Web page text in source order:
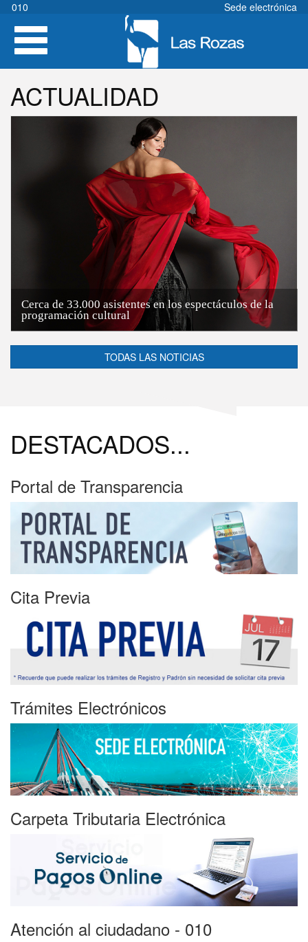
Pasar
contenido
principal
010
Sede electrónica
Toggle
navigation
ACTUALIDAD
Cerca de 33.000 asistentes en los espectáculos de la
programación cultural
TODAS LAS NOTICIAS
DESTACADOS...
Portal de Transparencia
Cita Previa
Trámites Electrónicos
Carpeta Tributaria Electrónica
Atención al ciudadano - 010